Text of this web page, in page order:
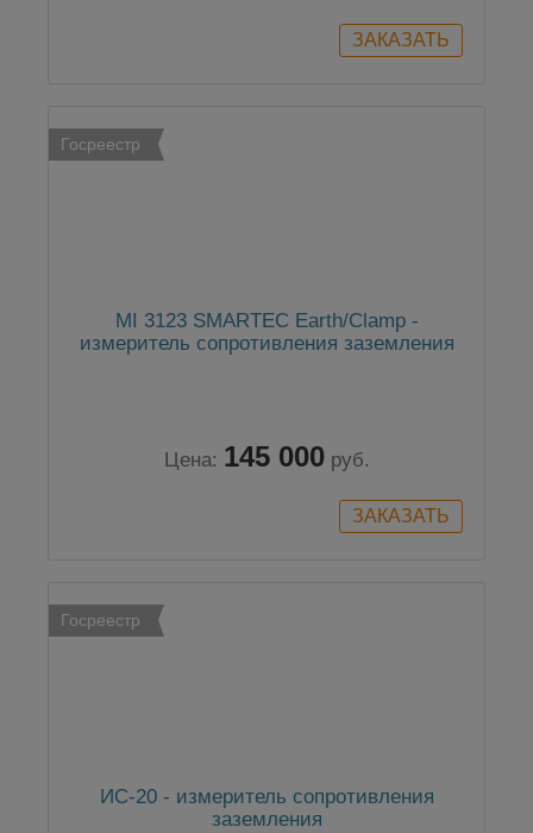
Госреестр
MI 3123 SMARTEC Earth/Clamp -
измеритель сопротивления заземления
Цена: 145 000 руб.
Госреестр
ИС-20 - измеритель сопротивления
заземления